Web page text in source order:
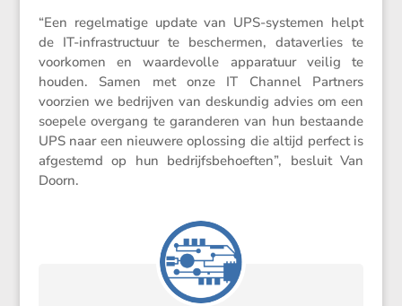
“Een regel­ma­tige update van UPS-systemen helpt
de IT-infra­struc­tuur te beschermen, dataver­lies te
voorkomen en waarde­volle appara­tuur veilig te
houden. Samen met onze IT Channel Partners
voorzien we bedrijven van deskundig advies om een
soepele overgang te garan­deren van hun bestaande
UPS naar een nieuwere oplos­sing die altijd perfect is
afgestemd op hun bedrijfs­be­hoeften”, besluit Van
Doorn.